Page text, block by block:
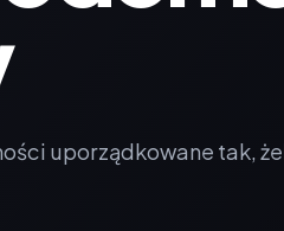
uporządkowane tak,